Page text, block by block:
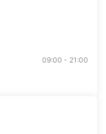
09:00 - 21:00